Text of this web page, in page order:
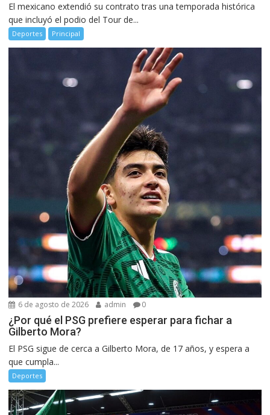
El mexicano extendió su contrato tras una temporada histórica
que incluyó el podio del Tour de...
Deportes Principal
6 de agosto de 2026 admin 0
¿Por qué el PSG prefiere esperar para fichar a
Gilberto Mora?
El PSG sigue de cerca a Gilberto Mora, de 17 años, y espera a
que cumpla...
Deportes